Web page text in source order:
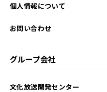
個人情報について
お問い合わせ
グループ会社
文化放送開発センター